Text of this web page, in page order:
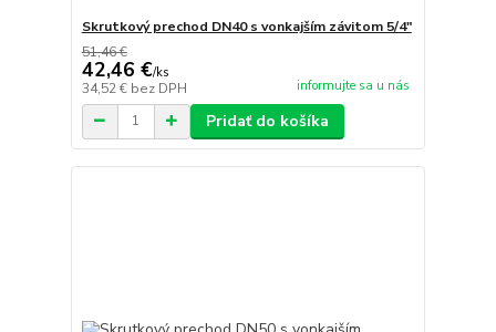
Skrutkový prechod DN40 s vonkajším závitom 5/4"
51,46 €
42,46 €/ks
34,52 € bez DPH informujte sa u nás
Pridať do košíka